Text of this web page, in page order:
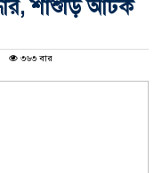
শাশুড়ি আটক
৩৬৩ বার